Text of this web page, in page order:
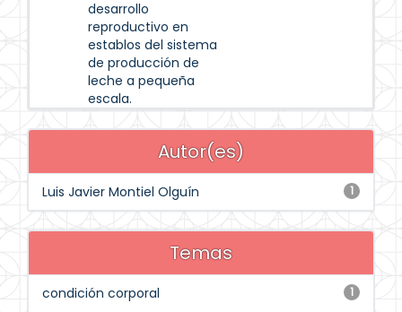
desarrollo
reproductivo en
establos del sistema
de producción de
leche a pequeña
escala.
Autor(es)
1
Luis Javier Montiel Olguín
Temas
1
condición corporal